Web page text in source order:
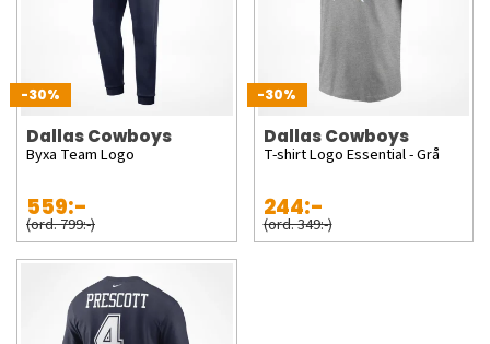
-30%
Dallas Cowboys
Byxa Team Logo
559:-
(ord. 799:-)
-30%
Dallas Cowboys
T-shirt Logo Essential - Grå
244:-
(ord. 349:-)